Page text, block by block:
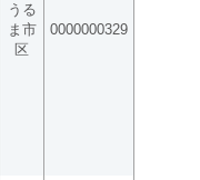
うる
ま市
区
0000000329